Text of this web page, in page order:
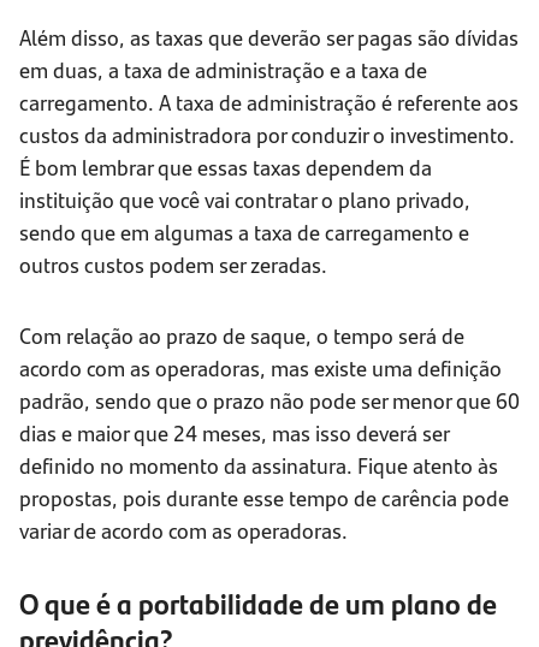
Além disso, as taxas que deverão ser pagas são dívidas
em duas, a taxa de administração e a taxa de
carregamento. A taxa de administração é referente aos
custos da administradora por conduzir o investimento.
É bom lembrar que essas taxas dependem da
instituição que você vai contratar o plano privado,
sendo que em algumas a taxa de carregamento e
outros custos podem ser zeradas.
Com relação ao prazo de saque, o tempo será de
acordo com as operadoras, mas existe uma definição
padrão, sendo que o prazo não pode ser menor que 60
dias e maior que 24 meses, mas isso deverá ser
definido no momento da assinatura. Fique atento às
propostas, pois durante esse tempo de carência pode
variar de acordo com as operadoras.
O que é a portabilidade de um plano de
previdência?